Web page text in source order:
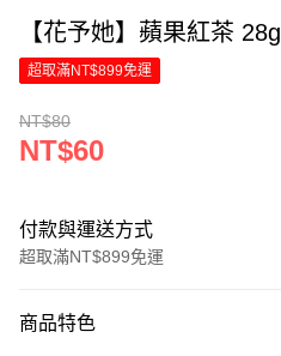
【花予她】蘋果紅茶 28g
超取滿NT$899免運
NT$80
NT$60
付款與運送方式
超取滿NT$899免運
信用卡一次付款
商品特色